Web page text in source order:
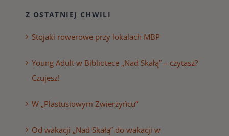
Z OSTATNIEJ CHWILI
Stojaki rowerowe przy lokalach MBP
Young Adult w Bibliotece „Nad Skałą” – czytasz?
Czujesz!
W „Plastusiowym Zwierzyńcu”
Od wakacji „Nad Skałą” do wakacji w